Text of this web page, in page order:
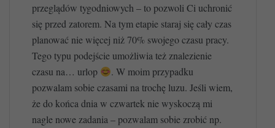
przeglądów tygodniowych – to pozwoli Ci uchronić
się przed zatorem. Na tym etapie staraj się cały czas
planować nie więcej niż 70% swojego czasu pracy.
Tego typu podejście umożliwia też znalezienie
czasu na… urlop
. W moim przypadku
pozwalam sobie czasami na trochę luzu. Jeśli wiem,
że do końca dnia w czwartek nie wyskoczą mi
nagle nowe zadania – pozwalam sobie zrobić np.